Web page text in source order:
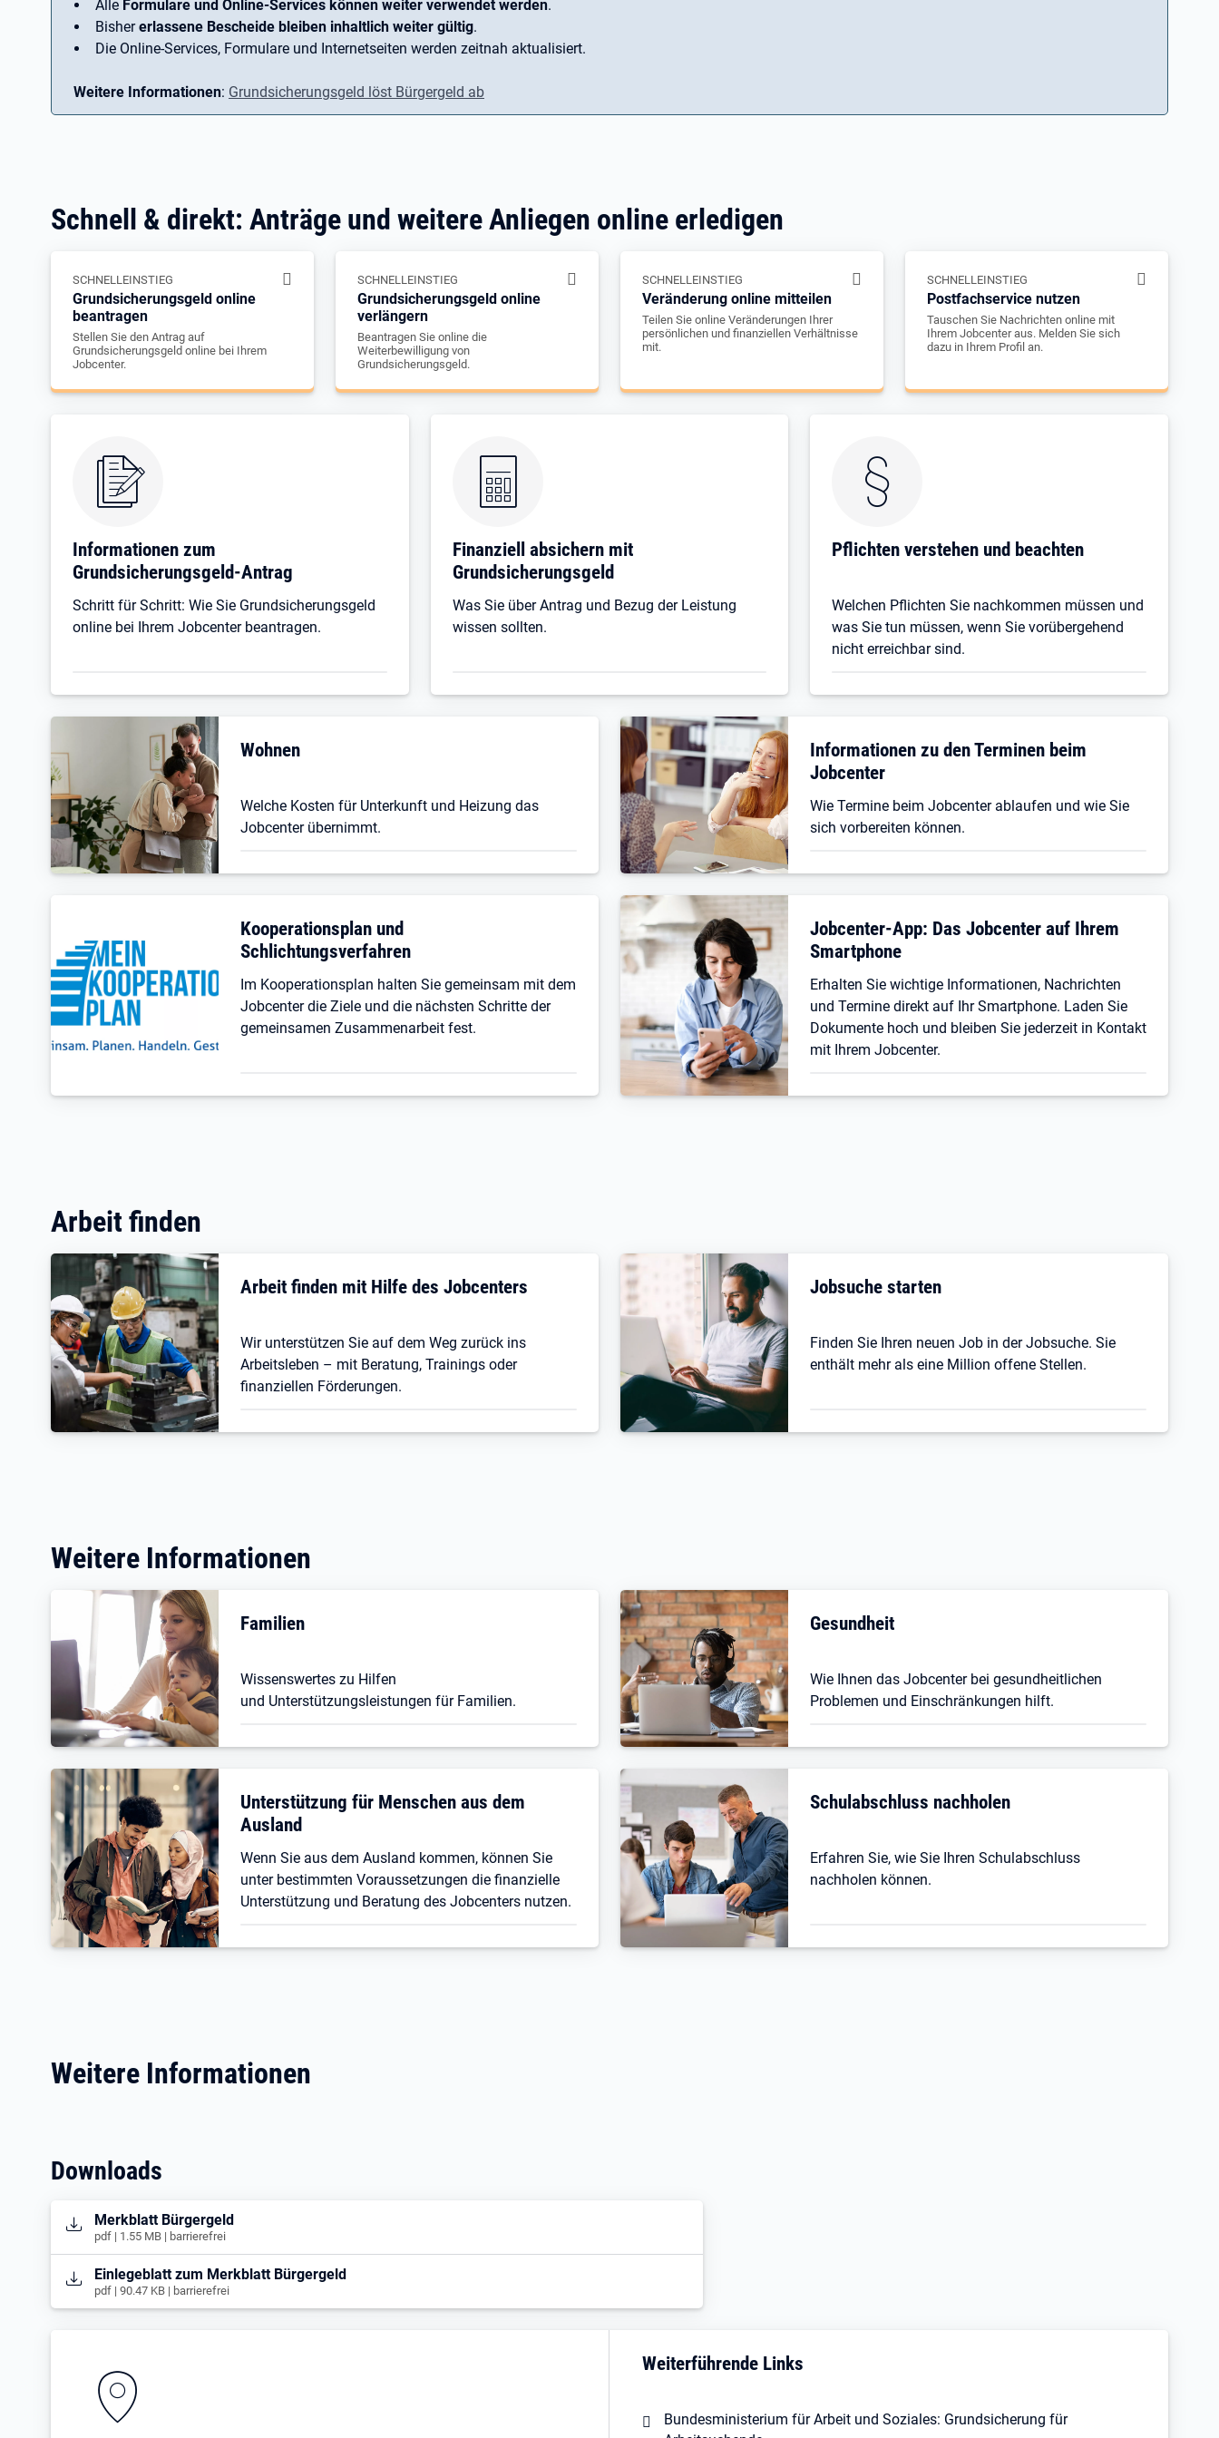
Alle Formulare und Online-Services können weiter verwendet werden.
Bishererlassene Bescheide bleiben inhaltlich weiter gültig.
Die Online-Services, Formulare und Internetseiten werden zeitnah aktualisiert.
Weitere Informationen: Grundsicherungsgeld löst Bürgergeld ab
Schnell & direkt: Anträge und weitere Anliegen online erledigen
SCHNELLEINSTIEG
Grundsicherungsgeld online
beantragen
Stellen Sie den Antrag auf
Grundsicherungsgeld online bei Ihrem
Jobcenter.
SCHNELLEINSTIEG
Grundsicherungsgeld online
verlängern
Beantragen Sie online die
Weiterbewilligung von
Grundsicherungsgeld.
SCHNELLEINSTIEG
Veränderung online mitteilen
Teilen Sie online Veränderungen Ihrer
persönlichen und finanziellen Verhältnisse
mit.
SCHNELLEINSTIEG
Postfachservice nutzen
Tauschen Sie Nachrichten online mit
Ihrem Jobcenter aus. Melden Sie sich
dazu in Ihrem Profil an.
Informationen zum
Grundsicherungsgeld-Antrag
Schritt für Schritt: Wie Sie Grundsicherungsgeld
online bei Ihrem Jobcenter beantragen.
Finanziell absichern mit
Grundsicherungsgeld
Was Sie über Antrag und Bezug der Leistung
wissen sollten.
Pflichten verstehen und beachten
Welchen Pflichten Sie nachkommen müssen und
was Sie tun müssen, wenn Sie vorübergehend
nicht erreichbar sind.
Wohnen
Welche Kosten für Unterkunft und Heizung das
Jobcenter übernimmt.
Informationen zu den Terminen beim
Jobcenter
Wie Termine beim Jobcenter ablaufen und wie Sie
sich vorbereiten können.
Kooperationsplan und
Schlichtungsverfahren
Im Kooperationsplan halten Sie gemeinsam mit dem
Jobcenter die Ziele und die nächsten Schritte der
gemeinsamen Zusammenarbeit fest.
Jobcenter-App: Das Jobcenter auf Ihrem
Smartphone
Erhalten Sie wichtige Informationen, Nachrichten
und Termine direkt auf Ihr Smartphone. Laden Sie
Dokumente hoch und bleiben Sie jederzeit in Kontakt
mit Ihrem Jobcenter.
Arbeit finden
Arbeit finden mit Hilfe des Jobcenters
Wir unterstützen Sie auf dem Weg zurück ins
Arbeitsleben – mit Beratung, Trainings oder
finanziellen Förderungen.
Jobsuche starten
Finden Sie Ihren neuen Job in der Jobsuche. Sie
enthält mehr als eine Million offene Stellen.
Weitere Informationen
Familien
Wissenswertes zu Hilfen
und Unterstützungsleistungen für Familien.
Gesundheit
Wie Ihnen das Jobcenter bei gesundheitlichen
Problemen und Einschränkungen hilft.
Unterstützung für Menschen aus dem
Ausland
Wenn Sie aus dem Ausland kommen, können Sie
unter bestimmten Voraussetzungen die finanzielle
Unterstützung und Beratung des Jobcenters nutzen.
Schulabschluss nachholen
Erfahren Sie, wie Sie Ihren Schulabschluss
nachholen können.
Weitere Informationen
Downloads
Öffnet in neuem Tab
Merkblatt Bürgergeld
pdf | 1.55 MB | barrierefrei
Öffnet in neuem Tab
Einlegeblatt zum Merkblatt Bürgergeld
pdf | 90.47 KB | barrierefrei
Weiterführende Links
Bundesministerium für Arbeit und Soziales: Grundsicherung für